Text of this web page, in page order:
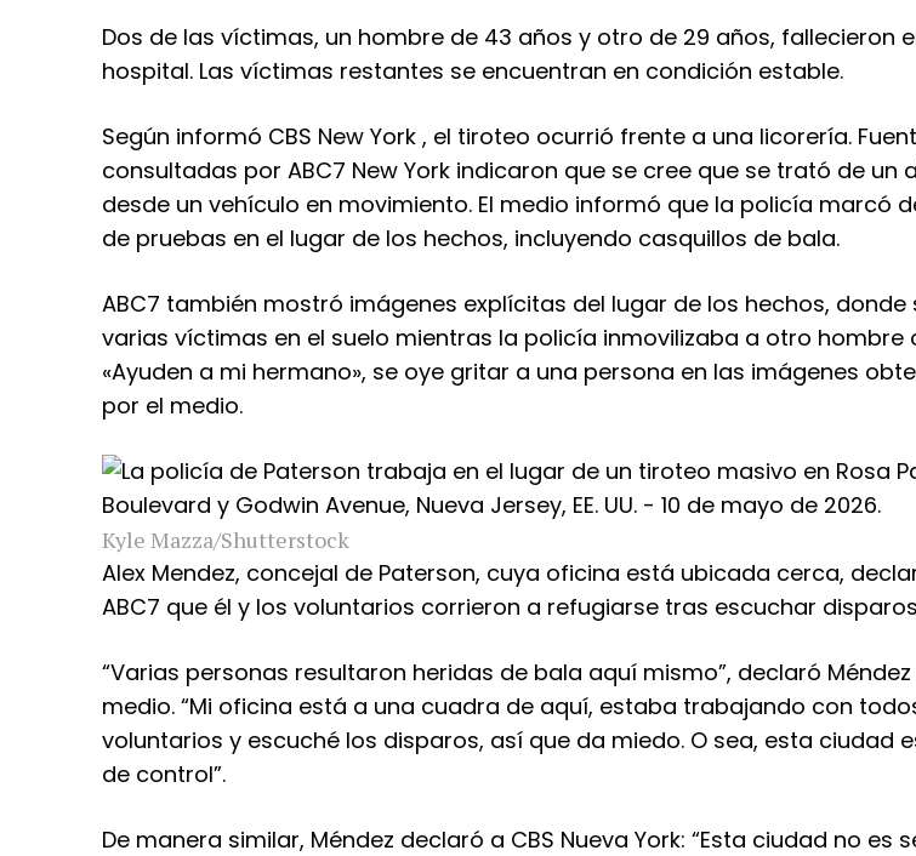
Dos de las víctimas, un hombre de 43 años y otro de 29 años, fallecieron
hospital. Las víctimas restantes se encuentran en condición estable.
Según informó CBS New York , el tiroteo ocurrió frente a una licorería.
consultadas por ABC7 New York indicaron que se cree que se trató de un
desde un vehículo en movimiento. El medio informó que la policía marcó
de pruebas en el lugar de los hechos, incluyendo casquillos de bala.
ABC7 también mostró imágenes explícitas del lugar de los hechos, donde
varias víctimas en el suelo mientras la policía inmovilizaba a otro hombre
«Ayuden a mi hermano», se oye gritar a una persona en las imágenes
por el medio.
Kyle Mazza/Shutterstock
Alex Mendez, concejal de Paterson, cuya oficina está ubicada cerca,
ABC7 que él y los voluntarios corrieron a refugiarse tras escuchar
“Varias personas resultaron heridas de bala aquí mismo”, declaró Méndez
medio. “Mi oficina está a una cuadra de aquí, estaba trabajando con
voluntarios y escuché los disparos, así que da miedo. O sea, esta ciudad
de control”.
De manera similar, Méndez declaró a CBS Nueva York: “Esta ciudad no es